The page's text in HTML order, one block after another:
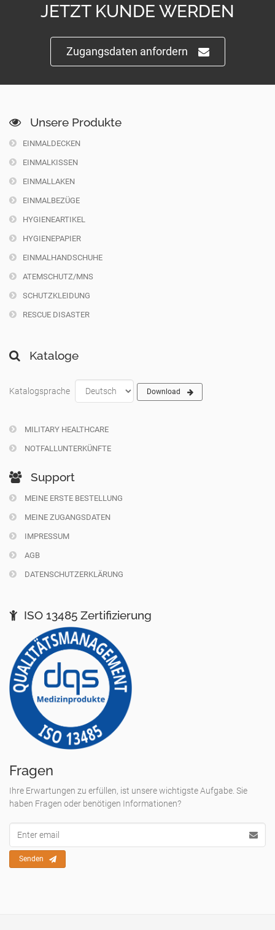
JETZT KUNDE WERDEN
Zugangsdaten anfordern
Unsere Produkte
EINMALDECKEN
EINMALKISSEN
EINMALLAKEN
EINMALBEZÜGE
HYGIENEARTIKEL
HYGIENEPAPIER
EINMALHANDSCHUHE
ATEMSCHUTZ/MNS
SCHUTZKLEIDUNG
RESCUE DISASTER
Kataloge
Katalogsprache Download
MILITARY HEALTHCARE
NOTFALLUNTERKÜNFTE
Support
MEINE ERSTE BESTELLUNG
MEINE ZUGANGSDATEN
IMPRESSUM
AGB
DATENSCHUTZERKLÄRUNG
ISO 13485 Zertifizierung
Fragen
Ihre Erwartungen zu erfüllen, ist unsere wichtigste Aufgabe. Sie
haben Fragen oder benötigen Informationen?
Adresse
Senden